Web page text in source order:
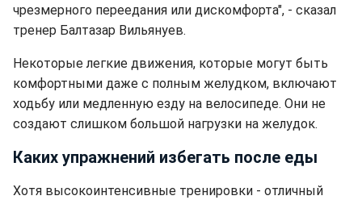
чрезмерного переедания или дискомфорта", - сказал
тренер Балтазар Вильянуев.
Некоторые легкие движения, которые могут быть
комфортными даже с полным желудком, включают
ходьбу или медленную езду на велосипеде. Они не
создают слишком большой нагрузки на желудок.
Каких упражнений избегать после еды
Хотя высокоинтенсивные тренировки - отличный